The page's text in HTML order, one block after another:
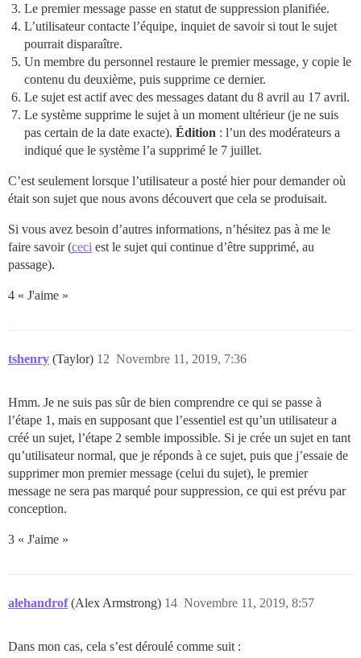
Le premier message passe en statut de suppression planifiée.
L’utilisateur contacte l’équipe, inquiet de savoir si tout le sujet
pourrait disparaître.
Un membre du personnel restaure le premier message, y copie le
contenu du deuxième, puis supprime ce dernier.
Le sujet est actif avec des messages datant du 8 avril au 17 avril.
Le système supprime le sujet à un moment ultérieur (je ne suis
pas certain de la date exacte). Édition : l’un des modérateurs a
indiqué que le système l’a supprimé le 7 juillet.
C’est seulement lorsque l’utilisateur a posté hier pour demander où
était son sujet que nous avons découvert que cela se produisait.
Si vous avez besoin d’autres informations, n’hésitez pas à me le
faire savoir (ceci est le sujet qui continue d’être supprimé, au
passage).
4 « J'aime »
tshenry (Taylor) Novembre 11, 2019, 7:36
12
Hmm. Je ne suis pas sûr de bien comprendre ce qui se passe à
l’étape 1, mais en supposant que l’essentiel est qu’un utilisateur a
créé un sujet, l’étape 2 semble impossible. Si je crée un sujet en tant
qu’utilisateur normal, que je réponds à ce sujet, puis que j’essaie de
supprimer mon premier message (celui du sujet), le premier
message ne sera pas marqué pour suppression, ce qui est prévu par
conception.
3 « J'aime »
alehandrof (Alex Armstrong) Novembre 11, 2019, 8:57
14
Dans mon cas, cela s’est déroulé comme suit :